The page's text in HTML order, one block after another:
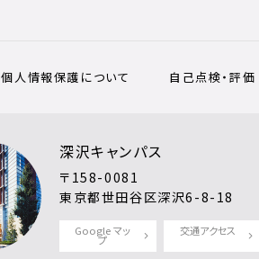
個人情報保護について 自己点検・評価
深沢キャンパス
〒158-0081
東京都世田谷区深沢6-8-18
Google マッ
プ
交通アクセス